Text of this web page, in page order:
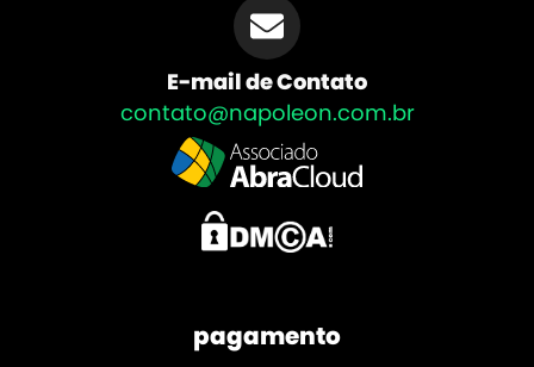
E-mail de Contato
contato@napoleon.com.br
pagamento